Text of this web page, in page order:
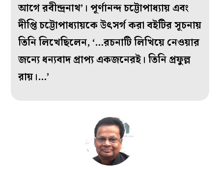
আগে রবীন্দ্রনাথ’। পূর্ণানন্দ চট্টোপাধ্যায় এবং
দীপ্তি চট্টোপাধ্যায়কে উৎসর্গ করা বইটির সূচনায়
তিনি লিখেছিলেন, ‘…রচনাটি লিখিয়ে নেওয়ার
জন্যে ধন্যবাদ প্রাপ্য একজনেরই। তিনি প্রফুল্ল
রায়।…’